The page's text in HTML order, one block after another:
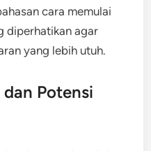
cara memulai
diperhatikan agar
yang lebih utuh.
Potensi